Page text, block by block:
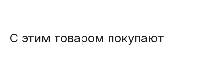
С этим товаром покупают